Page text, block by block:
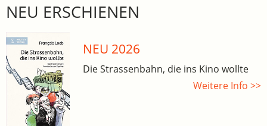
NEU ERSCHIENEN
NEU 2026
Die Strassenbahn, die ins Kino wollte
Weitere Info >>